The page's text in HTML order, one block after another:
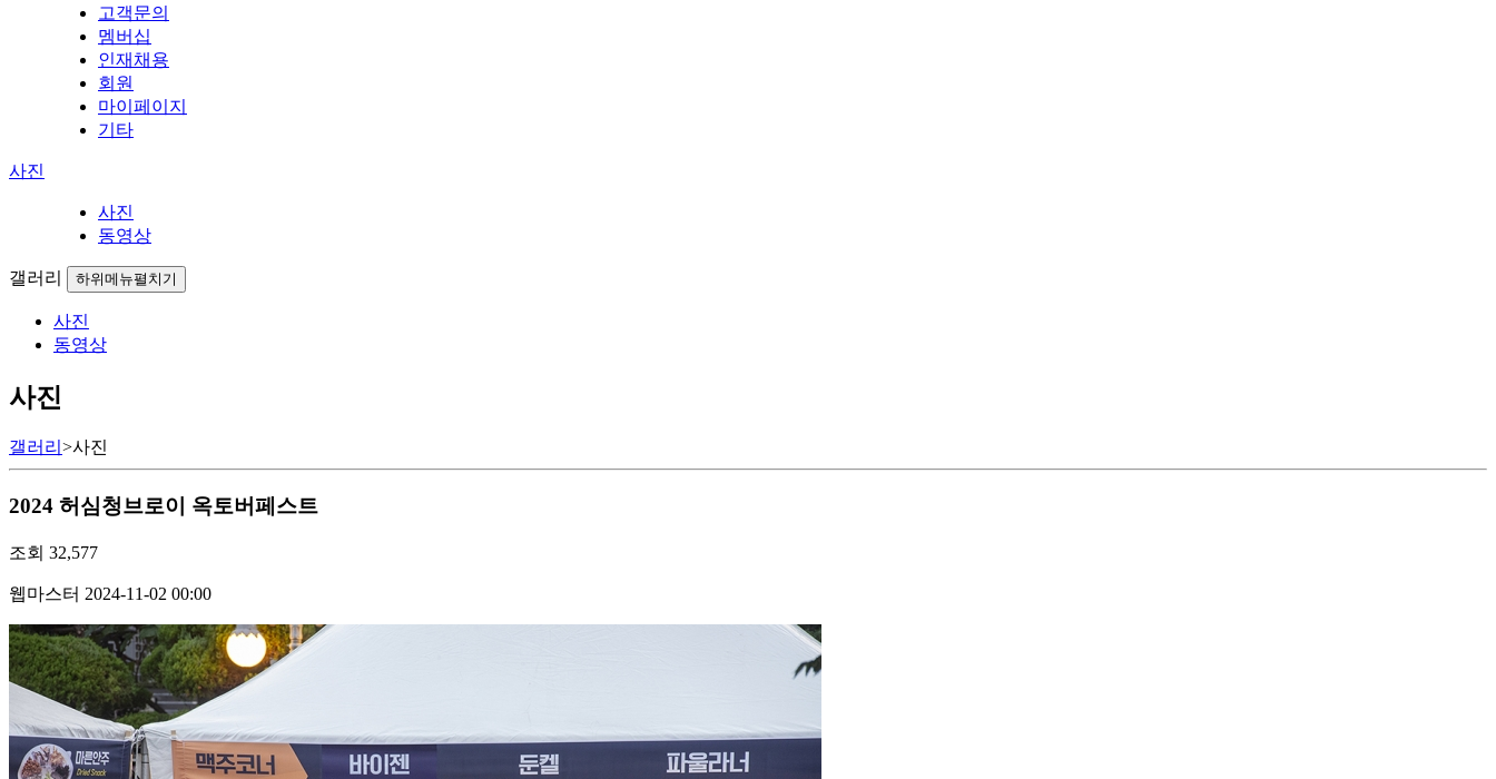
고객문의
멤버십
인재채용
회원
마이페이지
기타
사진
사진
동영상
갤러리 하위메뉴펼치기
사진
동영상
사진
갤러리 >사진
2024 허심청브로이 옥토버페스트
조회 32,577
웹마스터 2024-11-02 00:00